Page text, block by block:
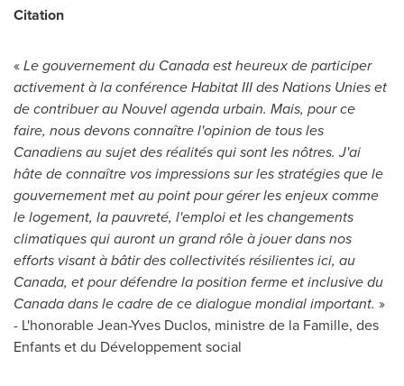
Citation
«Le gouvernement du Canada est heureux de participer
activement à la conférence Habitat III des Nations Unies et
de contribuer au Nouvel agenda urbain. Mais, pour ce
faire, nous devons connaître l'opinion de tous les
Canadiens au sujet des réalités qui sont les nôtres. J'ai
hâte de connaître vos impressions sur les stratégies que le
gouvernement met au point pour gérer les enjeux comme
le logement, la pauvreté, l'emploi et les changements
climatiques qui auront un grand rôle à jouer dans nos
efforts visant à bâtir des collectivités résilientes ici, au
Canada, et pour défendre la position ferme et inclusive du
Canada dans le cadre de ce dialogue mondial important. »
- L'honorableJean-Yves Duclos, ministre de la Famille, des
Enfants et du Développement social